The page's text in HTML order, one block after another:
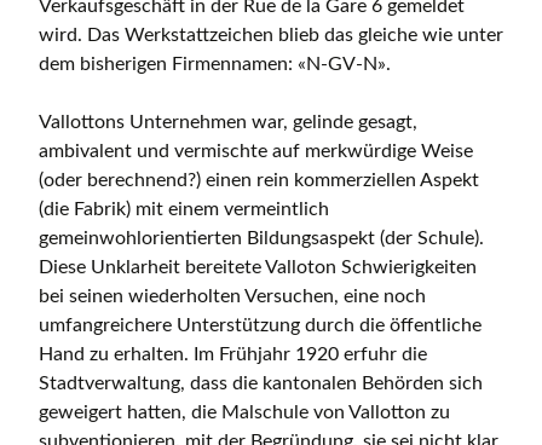
Verkaufsgeschäft in der Rue de la Gare 6 gemeldet
wird. Das Werkstattzeichen blieb das gleiche wie unter
dem bisherigen Firmennamen: «N-GV-N».
Vallottons Unternehmen war, gelinde gesagt,
ambivalent und vermischte auf merkwürdige Weise
(oder berechnend?) einen rein kommerziellen Aspekt
(die Fabrik) mit einem vermeintlich
gemeinwohlorientierten Bildungsaspekt (der Schule).
Diese Unklarheit bereitete Valloton Schwierigkeiten
bei seinen wiederholten Versuchen, eine noch
umfangreichere Unterstützung durch die öffentliche
Hand zu erhalten. Im Frühjahr 1920 erfuhr die
Stadtverwaltung, dass die kantonalen Behörden sich
geweigert hatten, die Malschule von Vallotton zu